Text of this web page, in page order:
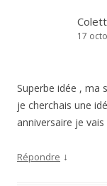
17
Superbe idée , ma
je cherchais une
anniversaire je
Répondre ↓